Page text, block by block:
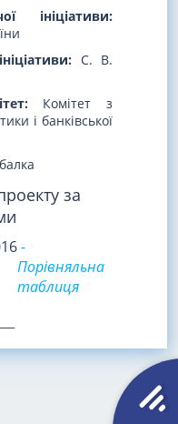
ініціативи:
С. В.
Комітет з
і банківської
за
-
Порівняльна
таблиця